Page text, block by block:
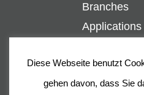
Branches
Applications
Contact
Entreprise
Diese Webseite benutzt
gehen davon, dass Sie